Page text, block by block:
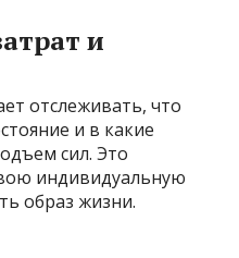
и
отслеживать, что
и в какие
сил. Это
индивидуальную
образ жизни.